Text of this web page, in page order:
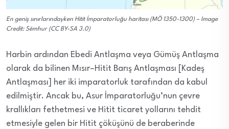
En geniş sınırlarındayken Hitit İmparatorluğu haritası (MÖ 1350-1300) – Image
Credit: Sémhur (CC BY-SA 3.0)
Harbin ardından Ebedi Antlaşma veya Gümüş Antlaşma
olarak da bilinen Mısır–Hitit Barış Antlaşması [Kadeş
Antlaşması] her iki imparatorluk tarafından da kabul
edilmiştir. Ancak bu, Asur İmparatorluğu’nun çevre
krallıkları fethetmesi ve Hitit ticaret yollarını tehdit
etmesiyle gelen bir Hitit çöküşünü de beraberinde